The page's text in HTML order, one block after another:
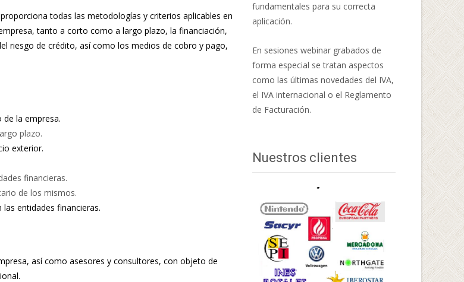
proporciona todas las metodologías y criterios aplicables en
tanto a corto como a largo plazo, la financiación,
riesgo de crédito, así como los medios de cobro y pago,
la empresa.
plazo.
exterior.
financieras.
de los mismos.
entidades financieras.
así como asesores y consultores, con objeto de
fundamentales para su correcta
aplicación.
En sesiones webinar grabados de
forma especial se tratan aspectos
como las últimas novedades del IVA,
el IVA internacional o el Reglamento
de Facturación.
Nuestros clientes